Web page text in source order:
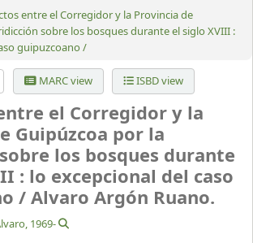
entre el Corregidor y la Provincia de
sobre los bosques durante el siglo XVIII :
guipuzcoano /
MARC view ISBD view
el Corregidor y la
Guipúzcoa por la
los bosques durante
: lo excepcional del caso
/Alvaro Argón Ruano.
, 1969-